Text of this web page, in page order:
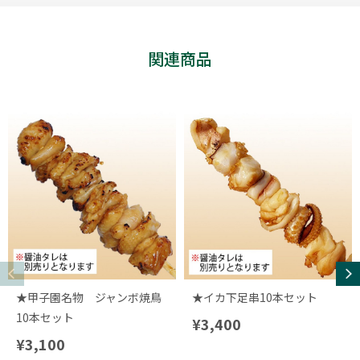
関連商品
★甲子園名物 ジャンボ焼鳥
10本セット
¥3,100
★イカ下足串10本セット
¥3,400